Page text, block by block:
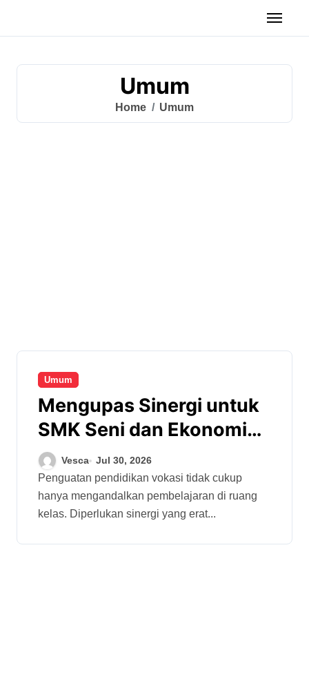
Umum
Home Umum
Umum
Mengupas Sinergi untuk
SMK Seni dan Ekonomi
Kreatif Masa Depan
Vesca Jul 30, 2026
Penguatan pendidikan vokasi tidak cukup
hanya mengandalkan pembelajaran di ruang
kelas. Diperlukan sinergi yang erat...